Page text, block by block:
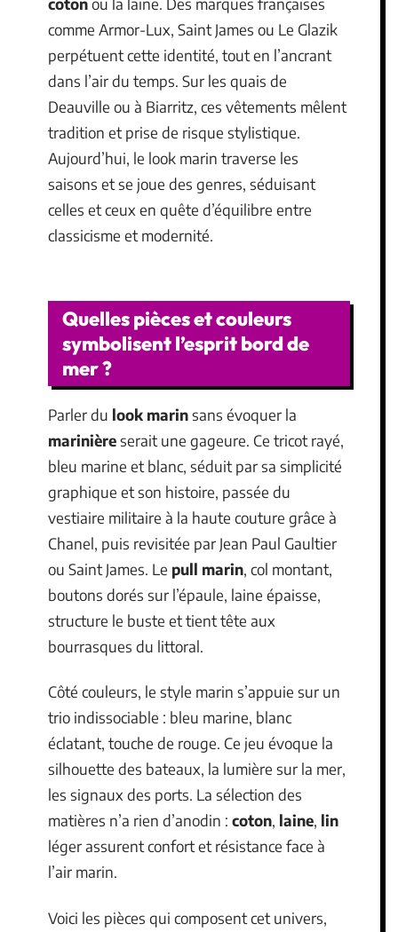
comme Armor-Lux, Saint James ou Le Glazik
perpétuent cette identité, tout en l’ancrant
dans l’air du temps. Sur les quais de
Deauville ou à Biarritz, ces vêtements mêlent
tradition et prise de risque stylistique.
Aujourd’hui, le look marin traverse les
saisons et se joue des genres, séduisant
celles et ceux en quête d’équilibre entre
classicisme et modernité.
Quelles pièces et couleurs
symbolisent l’esprit bord de
mer ?
Parler du look marinsans évoquer la
marinièreserait une gageure. Ce tricot rayé,
bleu marine et blanc, séduit par sa simplicité
graphique et son histoire, passée du
vestiaire militaire à la haute couture grâce à
Chanel, puis revisitée par Jean Paul Gaultier
ou Saint James. Le pull marin, col montant,
boutons dorés sur l’épaule, laine épaisse,
structure le buste et tient tête aux
bourrasques du littoral.
Côté couleurs, le style marin s’appuie sur un
trio indissociable : bleu marine, blanc
éclatant, touche de rouge. Ce jeu évoque la
silhouette des bateaux, la lumière sur la mer,
les signaux des ports. La sélection des
matières n’a rien d’anodin : coton, laine, lin
léger assurent confort et résistance face à
l’air marin.
Voici les pièces qui composent cet univers,